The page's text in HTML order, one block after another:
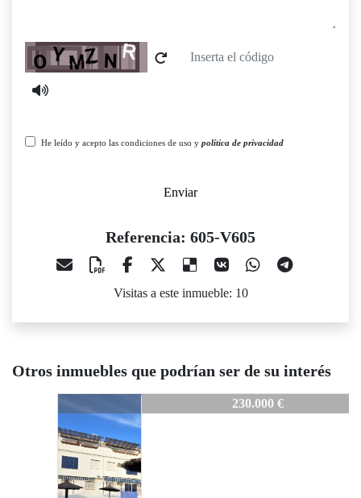
Captcha
He leído y acepto las condiciones de uso y política de privacidad
Enviar
Referencia: 605-V605
Visitas a este inmueble: 10
Otros inmuebles que podrían ser de su interés